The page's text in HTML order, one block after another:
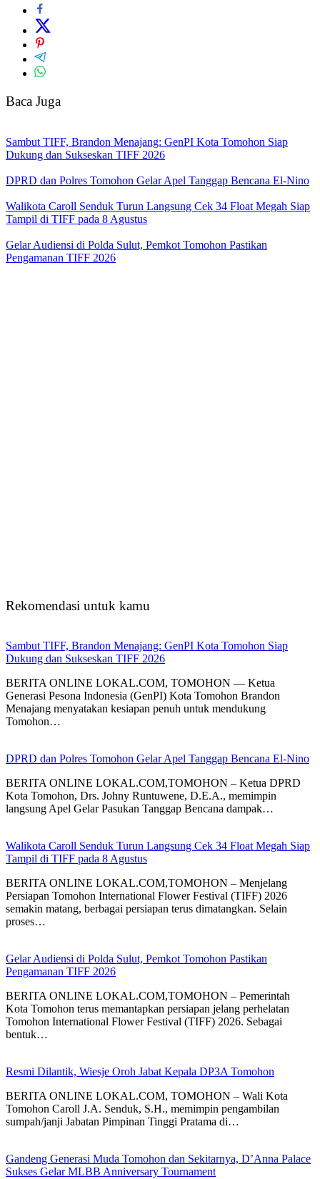
Baca Juga
Sambut TIFF, Brandon Menajang: ​GenPI Kota Tomohon Siap
Dukung dan Sukseskan TIFF 2026
DPRD dan Polres Tomohon Gelar Apel Tanggap Bencana El-Nino
Walikota Caroll Senduk Turun Langsung Cek 34 Float Megah Siap
Tampil di TIFF pada 8 Agustus
Gelar Audiensi di Polda Sulut, Pemkot Tomohon Pastikan
Pengamanan TIFF 2026
Rekomendasi untuk kamu
Sambut TIFF, Brandon Menajang: ​GenPI Kota Tomohon Siap
Dukung dan Sukseskan TIFF 2026
BERITA ONLINE LOKAL.COM, TOMOHON — Ketua
Generasi Pesona Indonesia (GenPI) Kota Tomohon Brandon
Menajang menyatakan kesiapan penuh untuk mendukung
Tomohon…
DPRD dan Polres Tomohon Gelar Apel Tanggap Bencana El-Nino
BERITA ONLINE LOKAL.COM,TOMOHON – Ketua DPRD
Kota Tomohon, Drs. Johny Runtuwene, D.E.A., memimpin
langsung Apel Gelar Pasukan Tanggap Bencana dampak…
Walikota Caroll Senduk Turun Langsung Cek 34 Float Megah Siap
Tampil di TIFF pada 8 Agustus
BERITA ONLINE LOKAL.COM,TOMOHON – Menjelang
Persiapan Tomohon International Flower Festival (TIFF) 2026
semakin matang, berbagai persiapan terus dimatangkan. Selain
proses…
Gelar Audiensi di Polda Sulut, Pemkot Tomohon Pastikan
Pengamanan TIFF 2026
BERITA ONLINE LOKAL.COM,TOMOHON – Pemerintah
Kota Tomohon terus memantapkan persiapan jelang perhelatan
Tomohon International Flower Festival (TIFF) 2026. Sebagai
bentuk…
Resmi Dilantik, Wiesje Oroh Jabat Kepala DP3A Tomohon
BERITA ONLINE LOKAL.COM, TOMOHON – Wali Kota
Tomohon Caroll J.A. Senduk, S.H., memimpin pengambilan
sumpah/janji Jabatan Pimpinan Tinggi Pratama di…
Gandeng Generasi Muda Tomohon dan Sekitarnya, D’Anna Palace
Sukses Gelar MLBB Anniversary Tournament